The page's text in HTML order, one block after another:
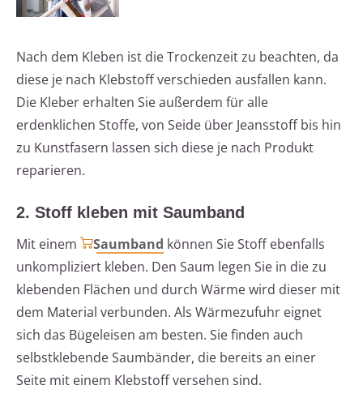
Nach dem Kleben ist die Trockenzeit zu beachten, da
diese je nach Klebstoff verschieden ausfallen kann.
Die Kleber erhalten Sie außerdem für alle
erdenklichen Stoffe, von Seide über Jeansstoff bis hin
zu Kunstfasern lassen sich diese je nach Produkt
reparieren.
2. Stoff kleben mit Saumband
Mit einem
Saumband können Sie Stoff ebenfalls
unkompliziert kleben. Den Saum legen Sie in die zu
klebenden Flächen und durch Wärme wird dieser mit
dem Material verbunden. Als Wärmezufuhr eignet
sich das Bügeleisen am besten. Sie finden auch
selbstklebende Saumbänder, die bereits an einer
Seite mit einem Klebstoff versehen sind.